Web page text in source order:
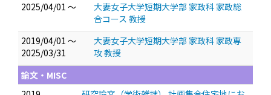
2025/04/01 ～
大妻女子大学短期大学部 家政科 家政総
合コース 教授
2019/04/01 ～
2025/03/31
大妻女子大学短期大学部 家政科 家政専
攻 教授
論文・MISC